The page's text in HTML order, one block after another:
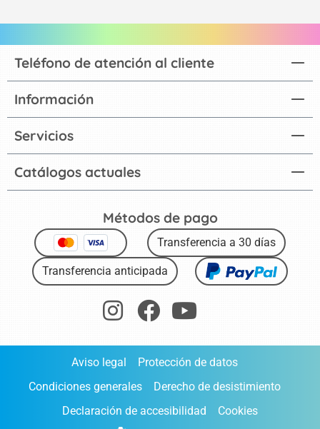
Catálogos actuales
Teléfono de atención al cliente
Información
Servicios
Métodos de pago
Transferencia a 30 días
Transferencia anticipada
Aviso legal
Protección de datos
Condiciones generales
Derecho de desistimiento
Declaración de accesibilidad
Cookies